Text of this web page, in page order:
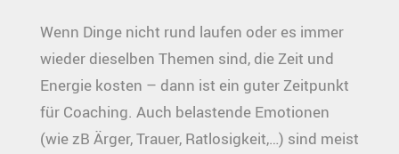
Wenn Dinge nicht rund laufen oder es immer
wieder dieselben Themen sind, die Zeit und
Energie kosten – dann ist ein guter Zeitpunkt
für Coaching. Auch belastende Emotionen
(wie zB Ärger, Trauer, Ratlosigkeit,…) sind meist